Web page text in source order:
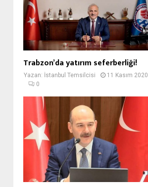
Trabzon’da yatırım seferberliği!
Yazan: İstanbul Temsilcisi
11 Kasım 2020
0